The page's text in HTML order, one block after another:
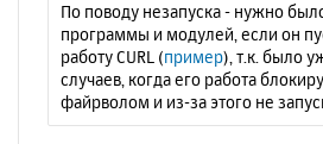
По поводу незапуска - нужно
программы и модулей, если он
работу CURL (пример), т.к. было
случаев, когда его работа
файрволом и из-за этого не